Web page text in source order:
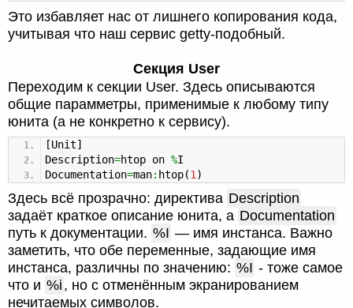
Это избавляет нас от лишнего копирования кода,
учитывая что наш сервис getty-подобный.
Секция User
Переходим к секции User. Здесь описываются
общие парамметры, применимые к любому типу
юнита (а не конкретно к сервису).
[Unit]
Description=htop on %I
Documentation=man: htop(1 )
Здесь всё прозрачно: директива Description
задаёт краткое описание юнита, а Documentation
путь к документации. %I — имя инстанса. Важно
заметить, что обе переменные, задающие имя
инстанса, различны по значению: %I - тоже самое
что и %i , но с отменённым экранированием
нечитаемых символов.